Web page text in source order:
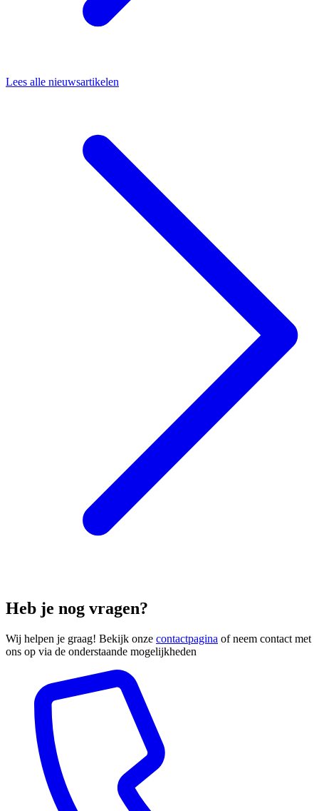
Lees alle nieuwsartikelen
Heb je nog vragen?
Wij helpen je graag! Bekijk onze contactpagina of neem contact met
ons op via de onderstaande mogelijkheden